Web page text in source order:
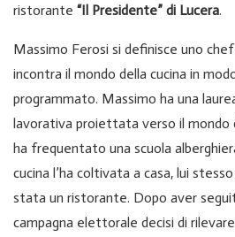
ristorante “Il Presidente” di Lucera.
Massimo Ferosi si definisce uno
incontra il mondo della cucina in
programmato. Massimo ha una
lavorativa proiettata verso il mondo
ha frequentato una scuola
cucina l’ha coltivata a casa, lui
stata un ristorante. Dopo aver
campagna elettorale decisi di